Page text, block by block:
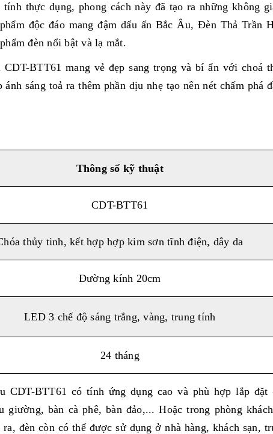
thực dụng, phong cách này đã tạo ra những không
độc đáo mang đậm dấu ấn Bắc Âu, Đèn Thả Trần
đèn nổi bật và lạ mắt.
BTT61 mang vẻ đẹp sang trọng và bí ẩn với choá
sáng toả ra thêm phần dịu nhẹ tạo nên nét chấm phá
Thông số kỹ thuật
CDT-BTT61
thủy tinh, kết hợp hợp kim sơn tĩnh điện, dây da
Đường kính 20cm
LED 3 chế độ sáng trắng, vàng, trung tính
24 tháng
CDT-BTT61 có tính ứng dụng cao và phù hợp lắp đặt
bàn cà phê, bàn đảo,... Hoặc trong phòng
đèn còn có thể được sử dụng ở nhà hàng, khách sạn,